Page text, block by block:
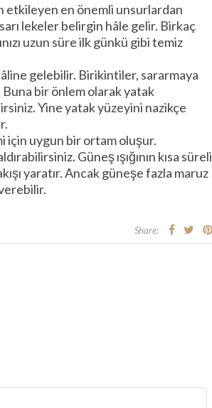
etkileyen en önemli unsurlardan
lekeler belirgin hâle gelir. Birkaç
uzun süre ilk günkü gibi temiz
gelebilir. Birikintiler, sararmaya
bir önlem olarak yatak
Yine yatak yüzeyini nazikçe
için uygun bir ortam oluşur.
Güneş ışığının kısa süreli
yaratır. Ancak güneşe fazla maruz
Share: